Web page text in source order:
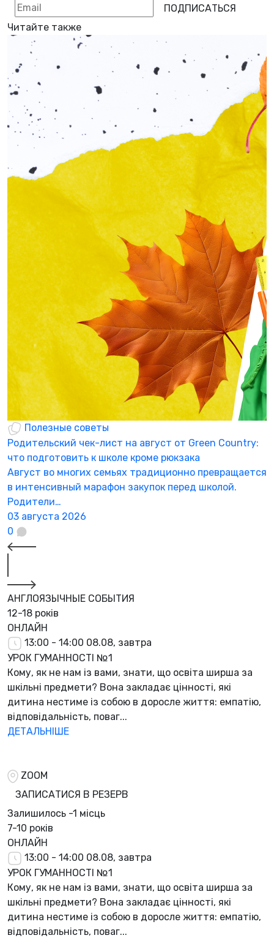
ПОДПИСАТЬСЯ
Читайте также
Полезные советы
Родительский чек-лист на август от Green Country:
что подготовить к школе кроме рюкзака
Август во многих семьях традиционно превращается
в интенсивный марафон закупок перед школой.
Родители…
03 августа 2026
0
АНГЛОЯЗЫЧНЫЕ СОБЫТИЯ
12-18 років
ОНЛАЙН
13:00 - 14:00 08.08, завтра
УРОК ГУМАННОСТІ №1
Кому, як не нам із вами, знати, що освіта ширша за
шкільні предмети? Вона закладає цінності, які
дитина нестиме із собою в доросле життя: емпатію,
відповідальність, поваг...
ДЕТАЛЬНІШЕ
ZOOM
ЗАПИСАТИСЯ В РЕЗЕРВ
Залишилось -1 місць
7-10 років
ОНЛАЙН
13:00 - 14:00 08.08, завтра
УРОК ГУМАННОСТІ №1
Кому, як не нам із вами, знати, що освіта ширша за
шкільні предмети? Вона закладає цінності, які
дитина нестиме із собою в доросле життя: емпатію,
відповідальність, поваг...